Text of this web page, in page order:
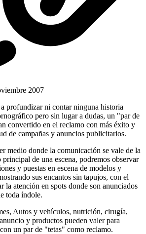
2007
profundizar ni contar ninguna historia
pero sin lugar a dudas, un "par de
convertido en el reclamo con más éxito y
de campañas y anuncios publicitarios.
medio donde la comunicación se vale de la
de una escena, podremos observar
y puestas en escena de modelos y
sus encantos sin tapujos, con el
la atención en spots donde son anunciados
toda índole.
Autos y vehículos, nutrición, cirugía,
y productos pueden valer para
un par de "tetas" como reclamo.